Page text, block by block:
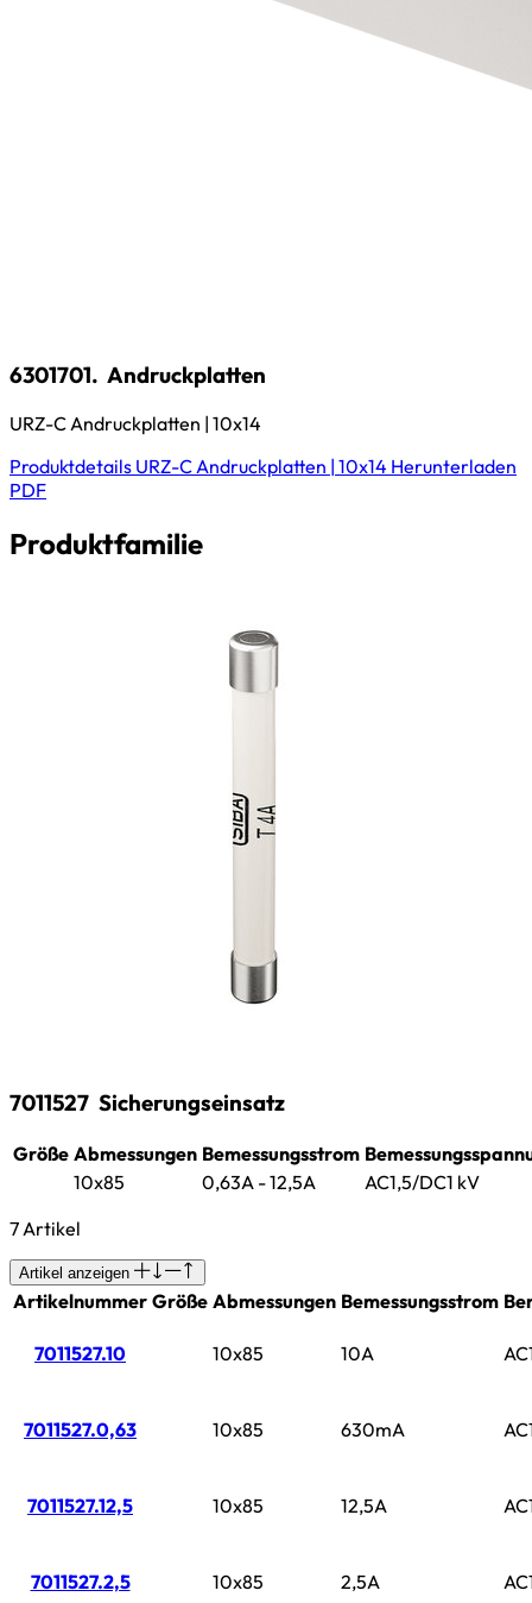
6301701. Andruckplatten
URZ-C Andruckplatten | 10x14
Produktdetails URZ-C Andruckplatten | 10x14 Herunterladen
PDF
Produktfamilie
7011527 Sicherungseinsatz
Größe Abmessungen Bemessungsstrom
10x85
0,63A - 12,5A
AC1,5/DC1 kV
7 Artikel
Artikel anzeigen
Artikelnummer Größe Abmessungen Bemessungsstrom
7011527.10 10x85 10A
7011527.0,63 10x85 630mA
7011527.12,5 10x85 12,5A
7011527.2,5 10x85 2,5A